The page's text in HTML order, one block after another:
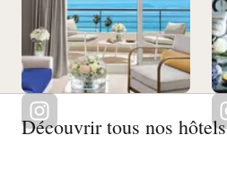
Découvrir tous nos hôtels